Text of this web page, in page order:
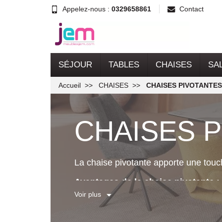
Appelez-nous : 0329658861 Contact
SÉJOUR TABLES CHAISES
Accueil CHAISES CHAISES PIVOTANTES
CHAISES
La chaise pivotante apporte une
Avantages de la chaise pivotante :
• Sortie de table sans reculer la
Voir plus